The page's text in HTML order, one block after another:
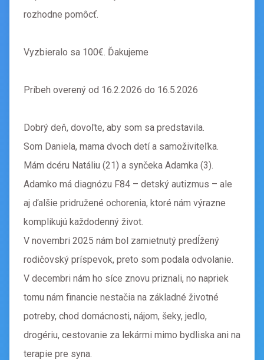
rozhodne pomôcť.
Vyzbieralo sa 100€. Ďakujeme
Príbeh overený od 16.2.2026 do 16.5.2026
Dobrý deň, dovoľte, aby som sa predstavila.
Som Daniela, mama dvoch detí a samoživiteľka.
Mám dcéru Natáliu (21) a synčeka Adamka (3).
Adamko má diagnózu F84 – detský autizmus – ale
aj ďalšie pridružené ochorenia, ktoré nám výrazne
komplikujú každodenný život.
V novembri 2025 nám bol zamietnutý predĺžený
rodičovský príspevok, preto som podala odvolanie.
V decembri nám ho síce znovu priznali, no napriek
tomu nám financie nestačia na základné životné
potreby, chod domácnosti, nájom, šeky, jedlo,
drogériu, cestovanie za lekármi mimo bydliska ani na
terapie pre syna.